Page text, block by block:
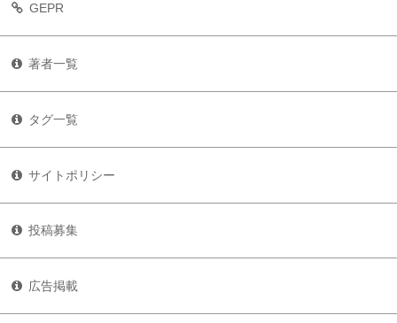
GEPR
著者一覧
タグ一覧
サイトポリシー
投稿募集
広告掲載